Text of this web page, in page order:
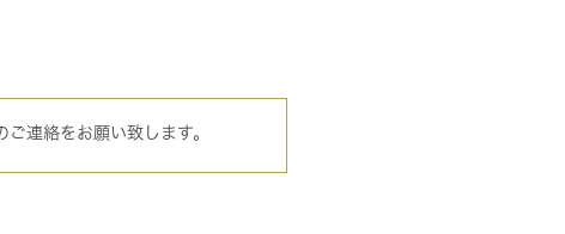
連絡をお願い致します。